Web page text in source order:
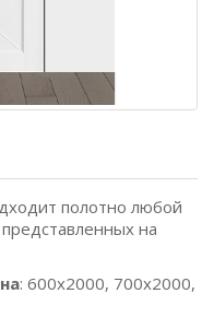
полотно любой
на
: 600x2000, 700x2000,